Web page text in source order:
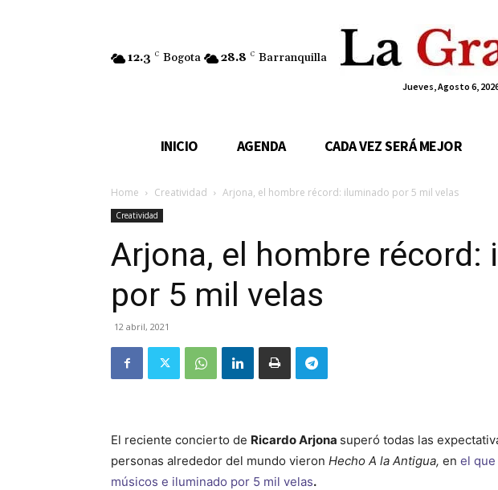
12.3 C Bogota 28.8 C Barranquilla
Jueves, Agosto 6,
INICIO AGENDA CADA VEZ SERÁ MEJOR
Home Creatividad Arjona, el hombre récord: iluminado por 5 mil velas
Creatividad
Arjona, el hombre récord:
por 5 mil velas
12 abril, 2021
El reciente concierto de Ricardo Arjona superó todas las
personas alrededor del mundo vieron Hecho A la Antigua, en el
músicos e iluminado por 5 mil velas.